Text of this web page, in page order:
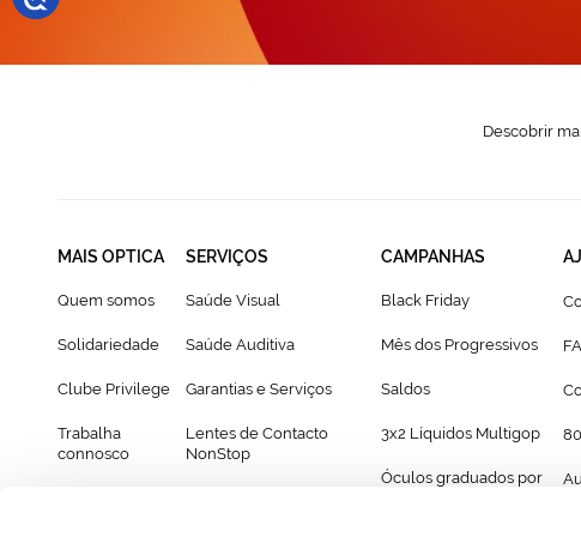
Descobrir
MAIS OPTICA
Quem somos
Solidariedade
Clube Privilege
Trabalha
connosco
SERVIÇOS
Saúde Visual
Saúde Auditiva
Garantias e Serviços
Lentes de Contacto
NonStop
CAMPANHAS
Black Friday
Mês dos Progressivos
Saldos
3x2 Líquidos Multigop
Óculos graduados por